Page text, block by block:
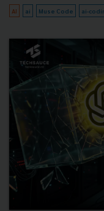
AI ai Muse Code ai-